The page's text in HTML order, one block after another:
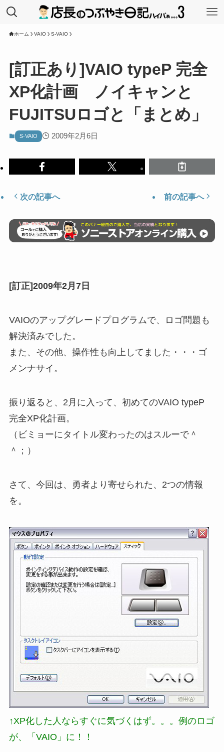
ホーム VAIO S-VAIO
[訂正あり]VAIO typeP 完全
XP化計画 ノイキャンと
FUJITSUロゴと「まとめ」
S-VAIO 2009年2月6日
次の記事へ 前の記事へ
[訂正]2009年2月7日
VAIOのアップグレードプログラムで、ロゴ問題も
解決済みでした。
また、その他、操作性も向上してました・・・ゴ
メンナサイ。
振り返ると、2月に入って、初めてのVAIO typeP
完全XP化計画。
（ビミョーにタイトル変わったのはスルーで＾
＾；）
さて、今回は、勇者より寄せられた、2つの情報
を。
↑XP化した人ならすぐに気づくはず。。。例のロゴ
が、「VAIO」に！！